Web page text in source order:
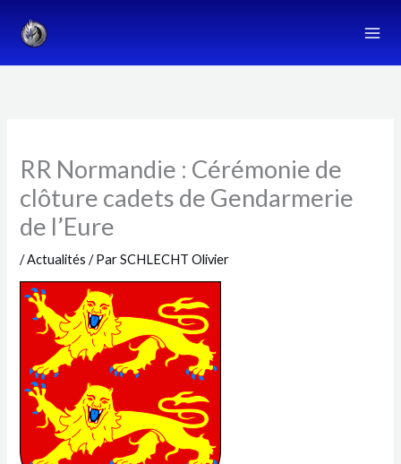
RR Normandie : Cérémonie de
clôture cadets de Gendarmerie
de l’Eure
/Actualités / ParSCHLECHT Olivier